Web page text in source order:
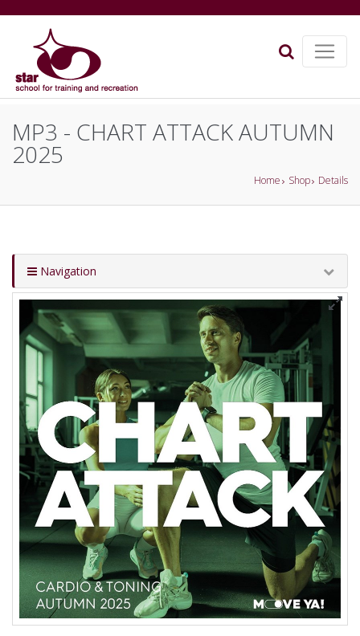
MP3 - CHART ATTACK AUTUMN
2025
Home Shop Details
Navigation